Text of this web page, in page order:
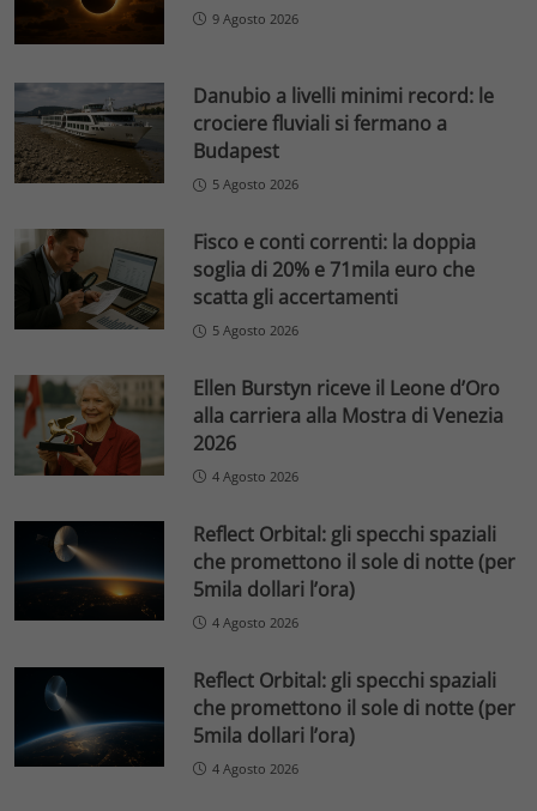
9 Agosto 2026
Danubio a livelli minimi record: le
crociere fluviali si fermano a
Budapest
5 Agosto 2026
Fisco e conti correnti: la doppia
soglia di 20% e 71mila euro che
scatta gli accertamenti
5 Agosto 2026
Ellen Burstyn riceve il Leone d’Oro
alla carriera alla Mostra di Venezia
2026
4 Agosto 2026
Reflect Orbital: gli specchi spaziali
che promettono il sole di notte (per
5mila dollari l’ora)
4 Agosto 2026
Reflect Orbital: gli specchi spaziali
che promettono il sole di notte (per
5mila dollari l’ora)
4 Agosto 2026